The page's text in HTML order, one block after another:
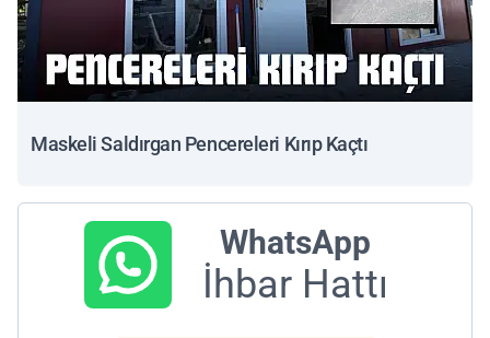
Maskeli Saldırgan Pencereleri Kırıp Kaçtı
WhatsApp
İhbar Hattı